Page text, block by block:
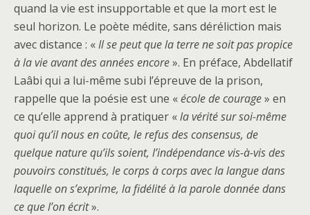
quand la vie est insupportable et que la mort est le
seul horizon. Le poète médite, sans déréliction mais
avec distance : «Il se peut que la terre ne soit pas propice
à la vie avant des années encore». En préface, Abdellatif
Laâbi qui a lui-même subi l’épreuve de la prison,
rappelle que la poésie est une «école de courage» en
ce qu’elle apprend à pratiquer «la vérité sur soi-même
quoi qu’il nous en coûte, le refus des consensus, de
quelque nature qu’ils soient, l’indépendance vis-à-vis des
pouvoirs constitués, le corps à corps avec la langue dans
laquelle on s’exprime, la fidélité à la parole donnée dans
ce que l’on écrit».